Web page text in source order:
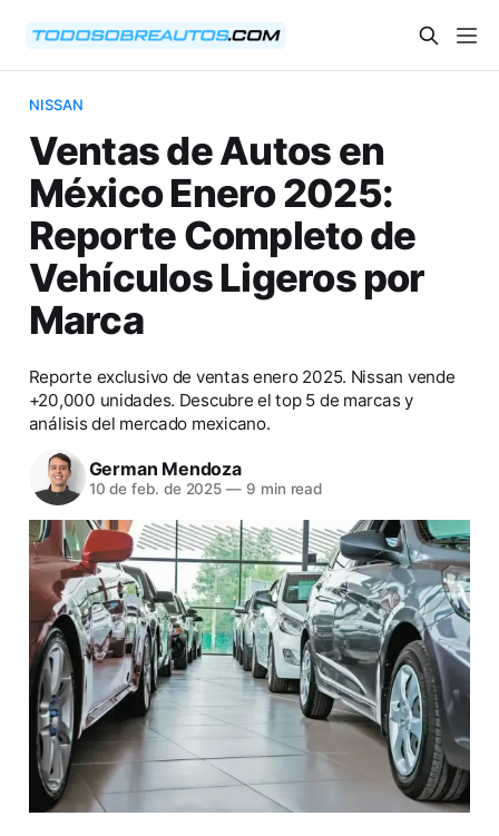
NISSAN
Ventas de Autos en
México Enero 2025:
Reporte Completo de
Vehículos Ligeros por
Marca
Reporte exclusivo de ventas enero 2025. Nissan vende
+20,000 unidades. Descubre el top 5 de marcas y
análisis del mercado mexicano.
German Mendoza
10 de feb. de 2025 — 9 min read